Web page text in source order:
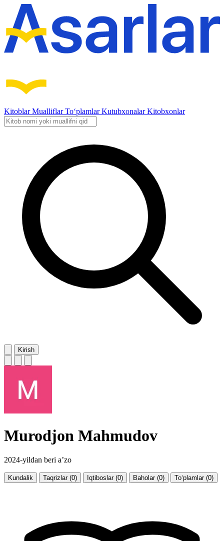
KitoblarMualliflarTo‘plamlarKutubxonalarKitobxonlar
Kirish
Murodjon Mahmudov
2024-yildan beri a’zo
Kundalik Taqrizlar (0) Iqtiboslar (0) Baholar (0) To‘plamlar (0)